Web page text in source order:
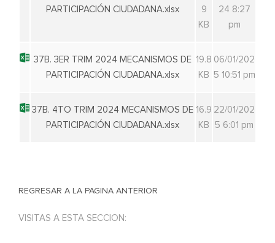
PARTICIPACIÓN CIUDADANA.xlsx
9
KB
24 8:27
pm
37B. 3ER TRIM 2024 MECANISMOS DE
PARTICIPACIÓN CIUDADANA.xlsx
19.8
KB
06/01/202
5 10:51 pm
37B. 4TO TRIM 2024 MECANISMOS DE
PARTICIPACIÓN CIUDADANA.xlsx
16.9
KB
22/01/202
5 6:01 pm
REGRESAR A LA PAGINA ANTERIOR
VISITAS A ESTA SECCION: